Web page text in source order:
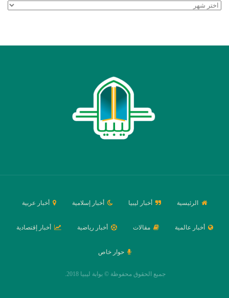
الأرشيف
الرئيسية أخبار ليبيا أخبار إسلامية أخبار عربية
أخبار عالمية مقالات أخبار رياضية أخبار إقتصادية
حوار خاص
جميع الحقوق محفوظة © بوابة ليبيا 2018.